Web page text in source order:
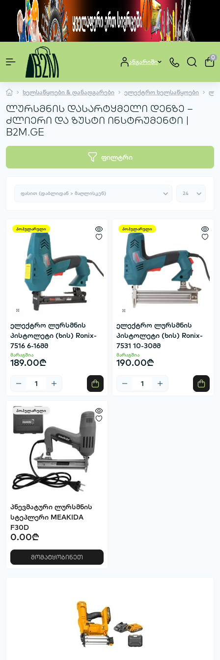
ანგარიში
0
ხელსაწყოები & დანადგარები ელექტრო ხელსაწყოები
ლურსმნის დასარტყმელი დენზე –
ძლიერი და ზუსტი ინსტრუმენტი |
B2M.GE
ფილტრი
პოპულარული
ელექტრო ლურსმნის
პისტოლეტი (ხის) Ronix-
7516 6-16მმ
მარაგშია
189.00₾
პოპულარული
ელექტრო ლურსმნის
პისტოლეტი (ხის) Ronix-
7531 10-30მმ
მარაგშია
190.00₾
პოპულარული
პნევმატური ლურსმნის
სტეპლერი MEAKIDA
F30D
0.00₾
მომატყობინეთ